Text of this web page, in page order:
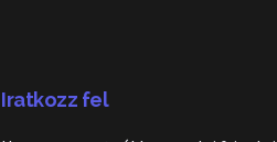
Iratkozz fel